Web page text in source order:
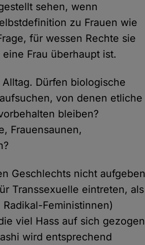
sehen, wenn
zu Frauen wie
für wessen Rechte sie
Frau überhaupt ist.
Dürfen biologische
von denen etliche
bleiben?
Frauensaunen,
Geschlechts nicht aufgeben
Transsexuelle eintreten, als
Feministinnen)
viel Hass auf sich gezogen
wird entsprechend